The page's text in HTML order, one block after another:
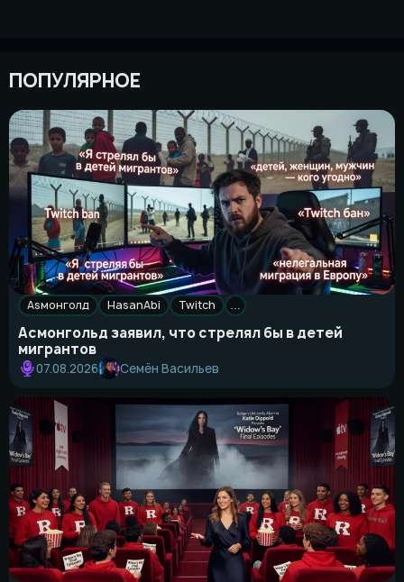
ПОПУЛЯРНОЕ
Asмонголд HasanAbi Twitch …
Асмонгольд заявил, что стрелял бы в детей
мигрантов
07.08.2026 Семён Васильев